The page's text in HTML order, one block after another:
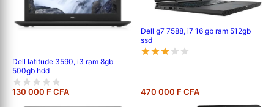
Dell latitude 3590, i3 ram 8gb
500gb hdd
130 000 F CFA
Dell g7 7588, i7 16 gb ram 512gb
ssd
470 000 F CFA